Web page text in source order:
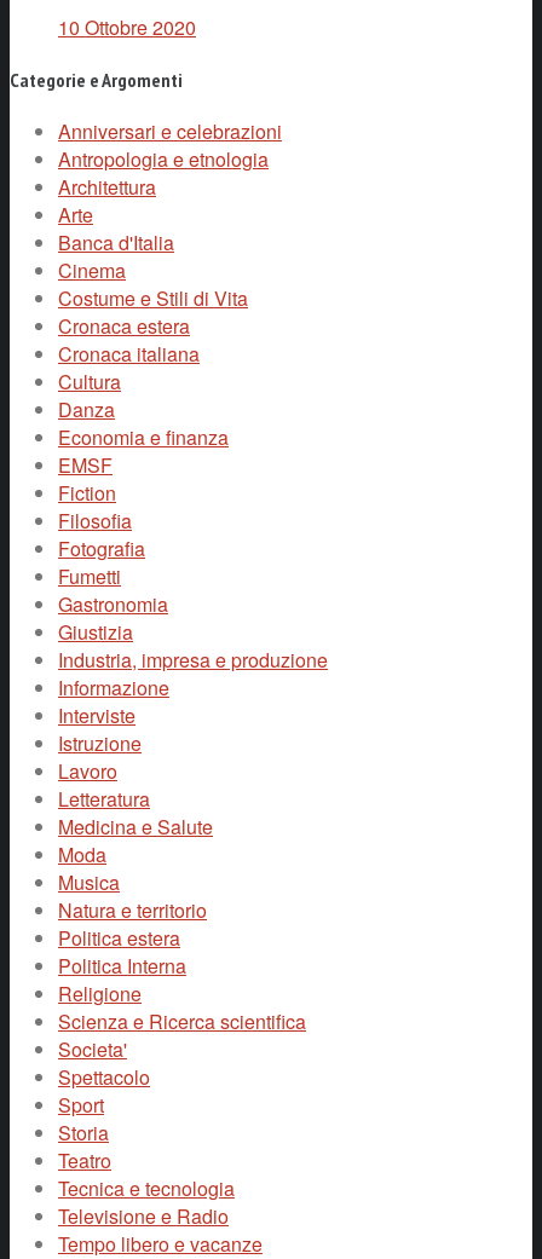
10 Ottobre 2020
Categorie e Argomenti
Anniversari e celebrazioni
Antropologia e etnologia
Architettura
Arte
Banca d'Italia
Cinema
Costume e Stili di Vita
Cronaca estera
Cronaca italiana
Cultura
Danza
Economia e finanza
EMSF
Fiction
Filosofia
Fotografia
Fumetti
Gastronomia
Giustizia
Industria, impresa e produzione
Informazione
Interviste
Istruzione
Lavoro
Letteratura
Medicina e Salute
Moda
Musica
Natura e territorio
Politica estera
Politica Interna
Religione
Scienza e Ricerca scientifica
Societa'
Spettacolo
Sport
Storia
Teatro
Tecnica e tecnologia
Televisione e Radio
Tempo libero e vacanze